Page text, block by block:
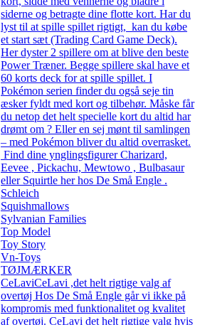
siderne og betragte dine flotte kort. Har du
lyst til at spille spillet rigtigt, kan du købe
et start sæt (Trading Card Game Deck).
Her dyster 2 spillere om at blive den beste
Power Træner. Begge spillere skal have et
60 korts deck for at spille spillet. I
Pokémon serien finder du også seje tin
æsker fyldt med kort og tilbehør. Måske får
du netop det helt specielle kort du altid har
drømt om ? Eller en sej mønt til samlingen
– med Pokémon bliver du altid overrasket.
Find dine ynglingsfigurer Charizard,
Eevee , Pickachu, Mewtowo , Bulbasaur
eller Squirtle her hos De Små Engle .
Schleich
Squishmallows
Sylvanian Families
Top Model
Toy Story
Vn-Toys
TØJMÆRKER
CeLaviCeLavi ,det helt rigtige valg af
overtøj Hos De Små Engle går vi ikke på
kompromis med funktionalitet og kvalitet
af overtøj. CeLavi det helt rigtige valg hvis